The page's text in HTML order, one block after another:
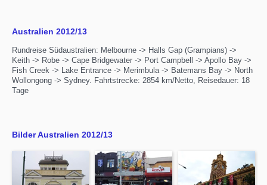
Australien 2012/13
Rundreise Südaustralien: Melbourne -> Halls Gap (Grampians) ->
Keith -> Robe -> Cape Bridgewater -> Port Campbell -> Apollo Bay ->
Fish Creek -> Lake Entrance -> Merimbula -> Batemans Bay -> North
Wollongong -> Sydney. Fahrtstrecke: 2854 km/Netto, Reisedauer: 18
Tage
Bilder Australien 2012/13